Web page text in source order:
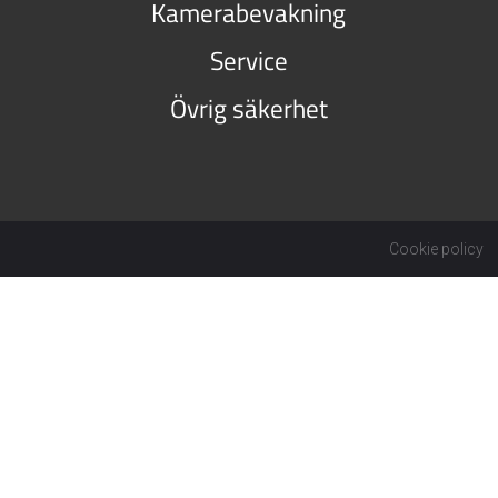
Kamerabevakning
Service
Övrig säkerhet
Cookie policy